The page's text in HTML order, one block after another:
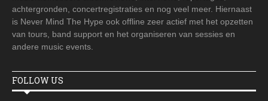
achtergronden, concertregistraties en nog veel meer. Hiernaast
is Never Mind The Hype ook offline zeer actief met het opzetten
van tours, band support en het organiseren van sessies en
andere music events.
FOLLOW US